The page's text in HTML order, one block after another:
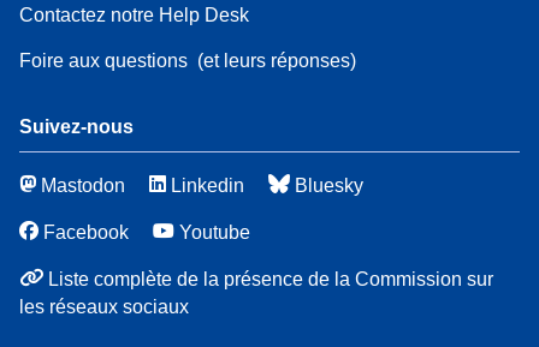
Contactez notre Help Desk
Foire aux questions (et leurs réponses)
Suivez-nous
Mastodon Linkedin Bluesky
Facebook Youtube
Liste complète de la présence de la Commission sur
les réseaux sociaux